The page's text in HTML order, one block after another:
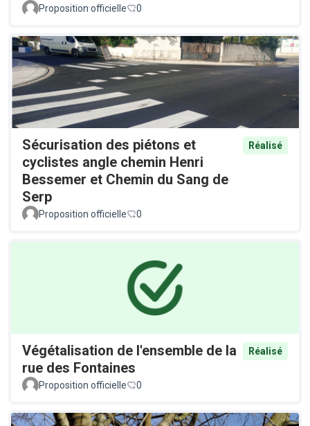
Proposition officielle 0
Sécurisation des piétons et
cyclistes angle chemin Henri
Bessemer et Chemin du Sang de
Serp
Réalisé
Proposition officielle 0
Végétalisation de l'ensemble de la
rue des Fontaines
Réalisé
Proposition officielle 0